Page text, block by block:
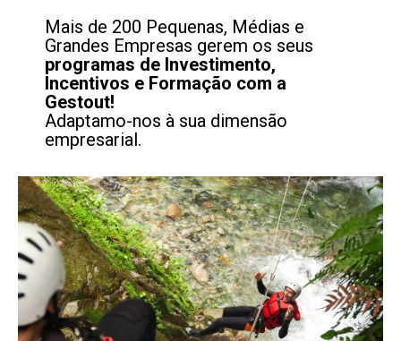
Mais de 200 Pequenas, Médias e
Grandes Empresas gerem os seus
programas de Investimento,
Incentivos e Formação com a
Gestout!
Adaptamo-nos à sua dimensão
empresarial.